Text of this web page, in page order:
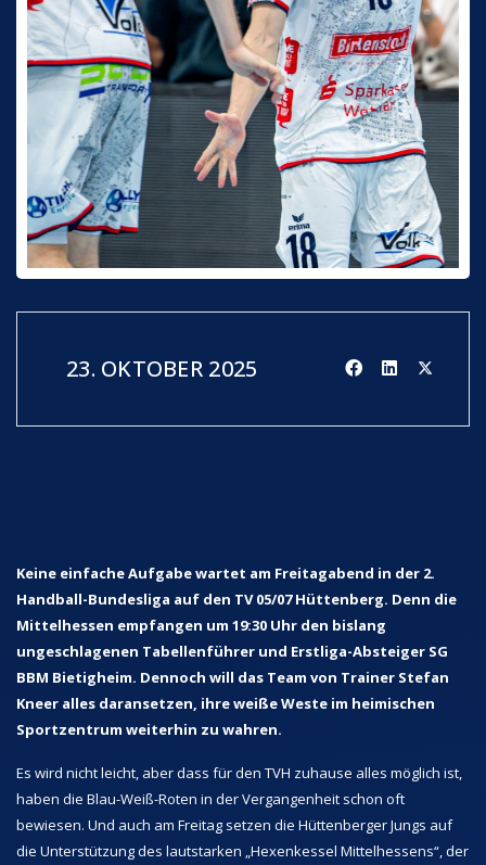
23. OKTOBER 2025
Keine einfache Aufgabe wartet am Freitagabend in der 2.
Handball-Bundesliga auf den TV 05/07 Hüttenberg. Denn die
Mittelhessen empfangen um 19:30 Uhr den bislang
ungeschlagenen Tabellenführer und Erstliga-Absteiger SG
BBM Bietigheim. Dennoch will das Team von Trainer Stefan
Kneer alles daransetzen, ihre weiße Weste im heimischen
Sportzentrum weiterhin zu wahren.
Es wird nicht leicht, aber dass für den TVH zuhause alles möglich ist,
haben die Blau-Weiß-Roten in der Vergangenheit schon oft
bewiesen. Und auch am Freitag setzen die Hüttenberger Jungs auf
die Unterstützung des lautstarken „Hexenkessel Mittelhessens“, der